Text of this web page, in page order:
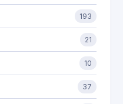
193
21
10
37